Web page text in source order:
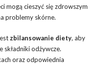
mogą cieszyć się zdrowszym
problemy skórne.
zbilansowanie diety, aby
składniki odżywcze.
oraz odpowiednia